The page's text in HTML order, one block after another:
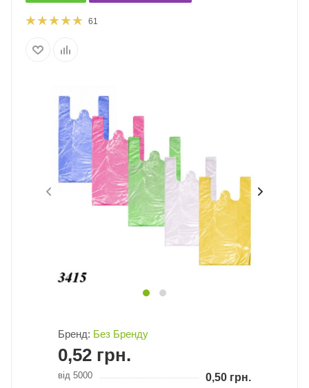
61
Бренд: Без Бренду
0,52 грн.
від 5000 0,50 грн.